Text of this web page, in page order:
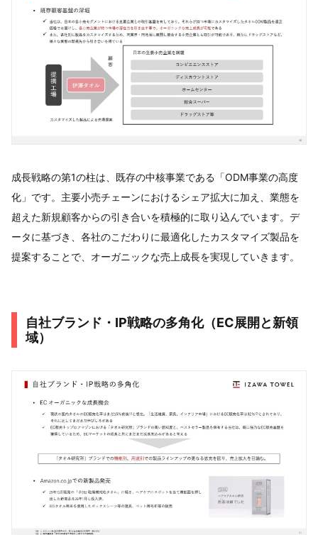
成長戦略の第1の柱は、既存の中核事業である「ODM事業の高度
化」です。主要小売チェーンにおけるシェア拡大に加え、業態を
超えた新規顧客からの引き合いを積極的に取り込んでいます。デ
ータに基づき、各社のこだわりに最適化したカスタマイズ製品を
提案することで、オーガニックな売上成長を実現していきます。
自社ブランド・IP戦略の多角化（EC展開と新領
域）